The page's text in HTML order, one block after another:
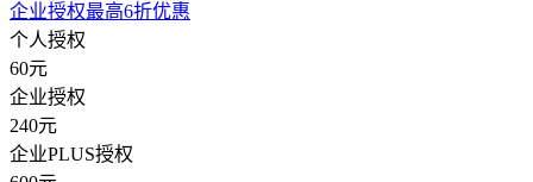
企业授权最高6折优惠
个人授权
60元
企业授权
240元
企业PLUS授权